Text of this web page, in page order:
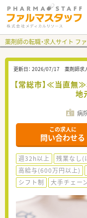
薬剤師の転職・求人サイト フ
更新日： 2026/07/17 薬剤師求
【常総市】≪当直無
地
病
この求人に
問い合わせる
週32h以上 残業なし(
高給与(600万円以上)
シフト制
大手チェー